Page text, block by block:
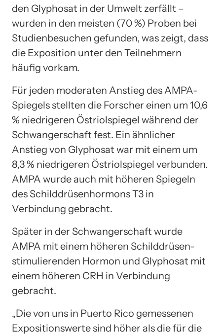
den Glyphosat in der Umwelt zerfällt –
wurden in den meisten (70 %) Proben bei
Studienbesuchen gefunden, was zeigt, dass
die Exposition unter den Teilnehmern
häufig vorkam.
Für jeden moderaten Anstieg des AMPA-
Spiegels stellten die Forscher einen um 10,6
% niedrigeren Östriolspiegel während der
Schwangerschaft fest. Ein ähnlicher
Anstieg von Glyphosat war mit einem um
8,3 % niedrigeren Östriolspiegel verbunden.
AMPA wurde auch mit höheren Spiegeln
des Schilddrüsenhormons T3 in
Verbindung gebracht.
Später in der Schwangerschaft wurde
AMPA mit einem höheren Schilddrüsen-
stimulierenden Hormon und Glyphosat mit
einem höheren CRH in Verbindung
gebracht.
„Die von uns in Puerto Rico gemessenen
Expositionswerte sind höher als die für die